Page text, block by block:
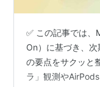
✅ この記事では
On）に基づき、
の要点をサクッと
ラ」観測や